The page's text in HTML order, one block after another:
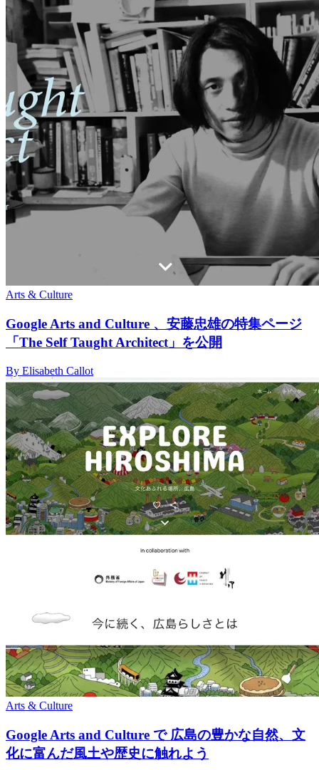
Arts & Culture
Google Arts and Culture 、安藤忠雄の特集ページ
「The Self Taught Architect」を公開
By Elisabeth Callot
Arts & Culture
Google Arts and Culture で 広島の豊かな自然、文
化に富んだ風土や歴史に触れよう